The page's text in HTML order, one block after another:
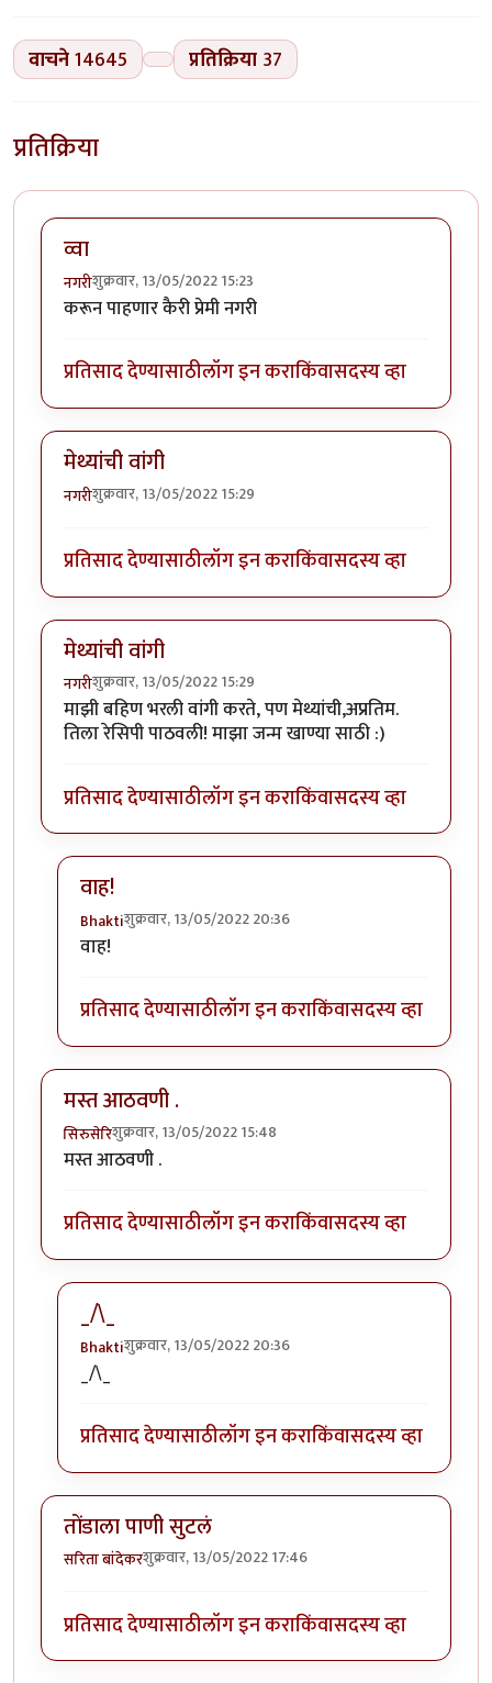
वाचने14645 प्रतिक्रिया 37
प्रतिक्रिया
व्वा
नगरीशुक्रवार, 13/05/2022 15:23
करून पाहणार कैरी प्रेमी नगरी
प्रतिसाद देण्यासाठीलॉग इन कराकिंवासदस्य व्हा
मेथ्यांची वांगी
नगरीशुक्रवार, 13/05/2022 15:29
प्रतिसाद देण्यासाठीलॉग इन कराकिंवासदस्य व्हा
मेथ्यांची वांगी
नगरीशुक्रवार, 13/05/2022 15:29
माझी बहिण भरली वांगी करते, पण मेथ्यांची,अप्रतिम.
तिला रेसिपी पाठवली! माझा जन्म खाण्या साठी :)
प्रतिसाद देण्यासाठीलॉग इन कराकिंवासदस्य व्हा
वाह!
Bhaktiशुक्रवार, 13/05/2022 20:36
In reply to
वाह!
प्रतिसाद देण्यासाठीलॉग इन कराकिंवासदस्य व्हा
मस्त आठवणी .
सिरुसेरिशुक्रवार, 13/05/2022 15:48
मस्त आठवणी .
प्रतिसाद देण्यासाठीलॉग इन कराकिंवासदस्य व्हा
_/\_
Bhaktiशुक्रवार, 13/05/2022 20:36
In reply to
_/\_
प्रतिसाद देण्यासाठीलॉग इन कराकिंवासदस्य व्हा
तोंडाला पाणी सुटलं
सरिता बांदेकरशुक्रवार, 13/05/2022 17:46
प्रतिसाद देण्यासाठीलॉग इन कराकिंवासदस्य व्हा